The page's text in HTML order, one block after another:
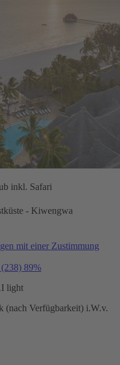
inkl. Safari
- Kiwengwa
mit einer Zustimmung
(238) 89%
light
(nach Verfügbarkeit) i.W.v.